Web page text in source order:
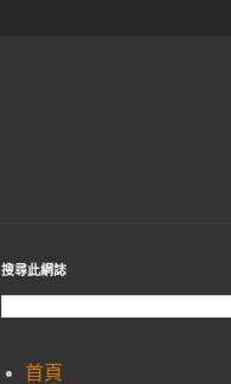
搜尋此網誌
首頁